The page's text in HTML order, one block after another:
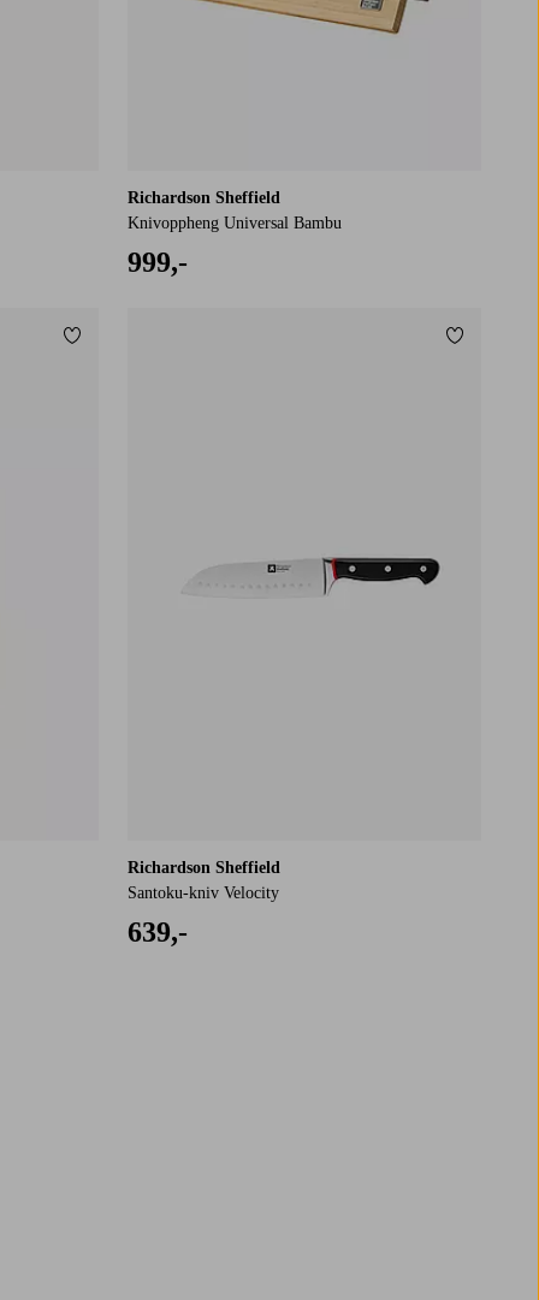
Richardson Sheffield
Knivoppheng Universal Bambu
999,-
Legg til favoritter
Richardson Sheffield
Santoku-kniv Velocity
639,-
Legg til